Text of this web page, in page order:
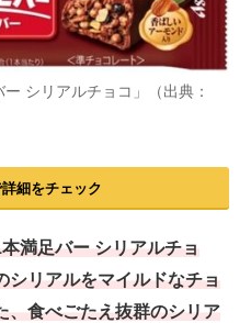
シリアルチョコ」（出典：
細をチェック
満足バー シリアルチョ
シリアルをマイルドなチョ
、食べごたえ抜群のシリア